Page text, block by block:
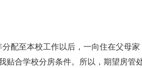
配至本校工作以后，一向住在父母
贴合学校分房条件。所以，期望房管